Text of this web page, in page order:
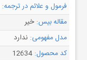
فرمول و علائم در ترجمه:
مقاله بیس: خیر
مدل مفهومی: ندارد
کد محصول: 12634